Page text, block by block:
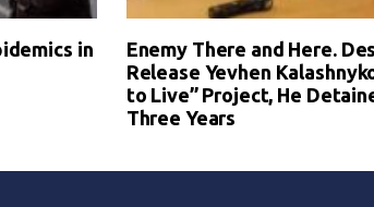
in
Enemy There and Here.
Release Yevhen
to Live” Project, He
Three Years